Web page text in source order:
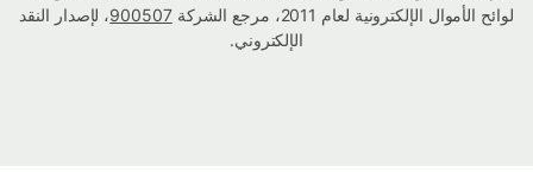
لوائح الأموال الإلكترونية لعام 2011، مرجع الشركة
900507، لإصدار النقد
الإلكتروني.